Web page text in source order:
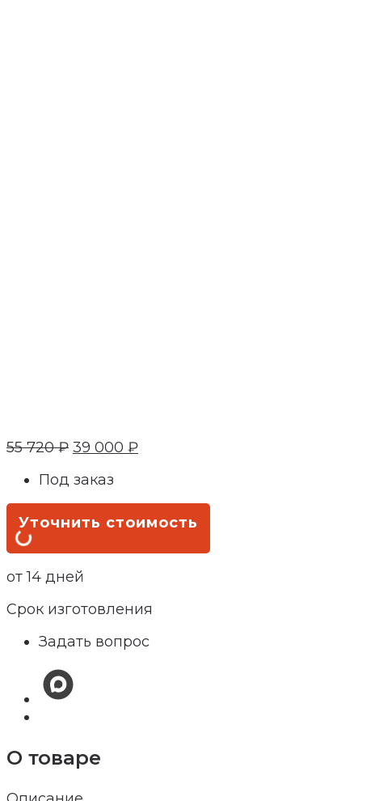
55 720₽ 39 000 ₽
Под заказ
Уточнить стоимость
от 14 дней
Срок изготовления
Задать вопрос
О товаре